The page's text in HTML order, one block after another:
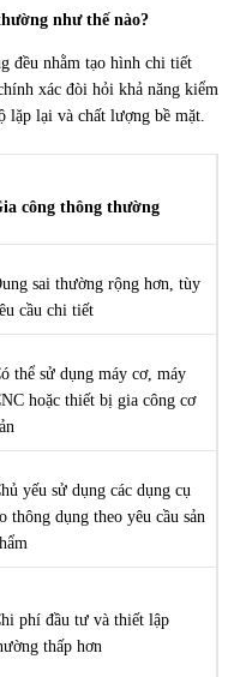
như thế nào?
đều nhằm tạo hình chi tiết
xác đòi hỏi khả năng kiểm
lặp lại và chất lượng bề mặt.
công thông thường
sai thường rộng hơn, tùy
cầu chi tiết
thể sử dụng máy cơ, máy
hoặc thiết bị gia công cơ
yếu sử dụng các dụng cụ
thông dụng theo yêu cầu sản
phí đầu tư và thiết lập
thấp hơn